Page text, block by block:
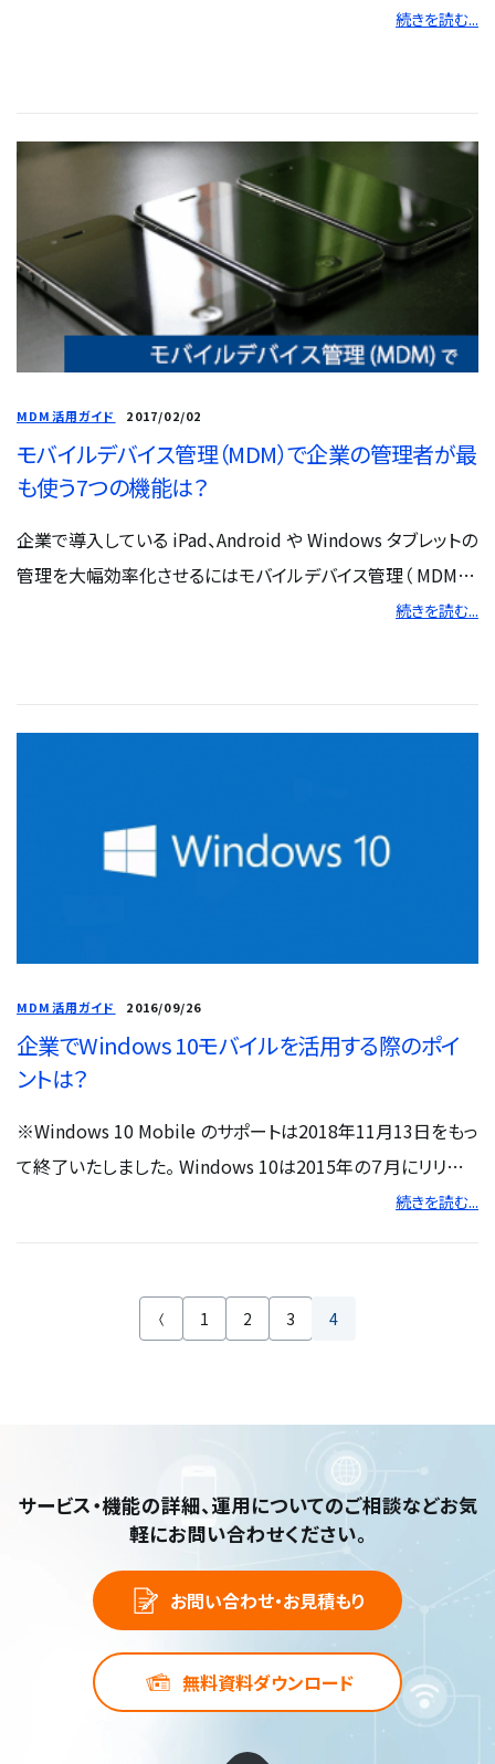
バイスをビジネスで有効活用するための共通化された管理機
続きを読む...
MDM活用ガイド 2017/02/02
モバイルデバイス管理（MDM）で企業の管理者が最
も使う7つの機能は？
企業で導入している iPad、Android や Windows タブレットの
管理を大幅効率化させるにはモバイルデバイス管理（ MDM）
が必要であるとよく言われますが、実際にどのように役に立つ
続きを読む...
MDM活用ガイド 2016/09/26
企業でWindows 10モバイルを活用する際のポイ
ントは？
※Windows 10 Mobile のサポートは2018年11月13日をもっ
て終了いたしました。 Windows 10は2015年の７月にリリー
スされてから、たったの一年で20％以上のマーケットシェアを
ートフォンや小型タブ...
続きを読む...
1 2 3 4
サービス・機能の詳細、運用についてのご相談などお気
軽にお問い合わせください。
お問い合わせ・お見積もり
無料資料ダウンロード